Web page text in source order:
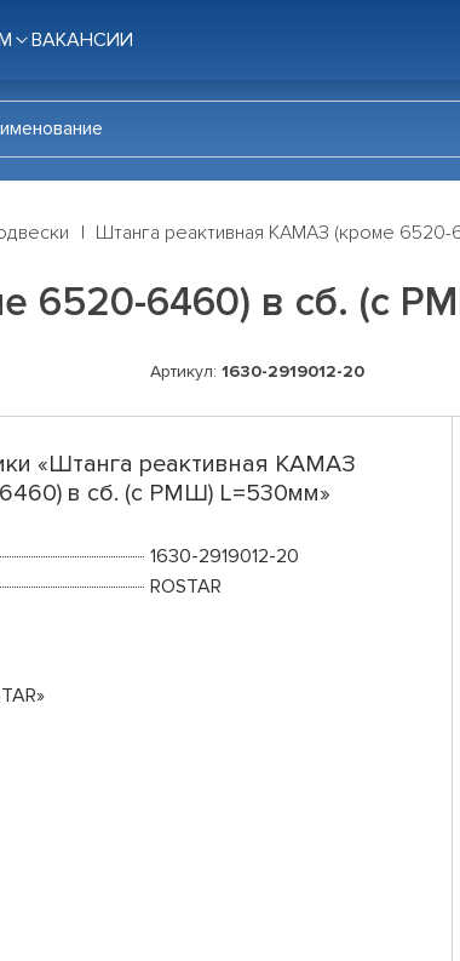
ВАКАНСИИ
Штанга реактивная КАМАЗ (кроме
6520-6460) в сб. (с
Артикул: 1630-2919012-20
«Штанга реактивная КАМАЗ
в сб. (с РМШ) L=530мм»
1630-2919012-20
ROSTAR